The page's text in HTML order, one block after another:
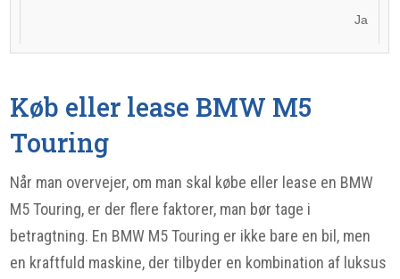
Ja
Køb eller lease BMW M5
Touring
Når man overvejer, om man skal købe eller lease en BMW
M5 Touring, er der flere faktorer, man bør tage i
betragtning. En BMW M5 Touring er ikke bare en bil, men
en kraftfuld maskine, der tilbyder en kombination af luksus